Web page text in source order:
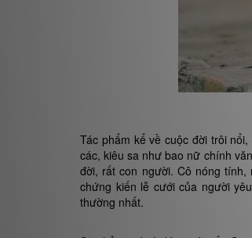
Tác phẩm kể về cuộc đời trôi
các, kiêu sa như bao nữ chính
đời, rất con người. Cô nóng
chứng kiến lễ cưới của người
thường nhất.